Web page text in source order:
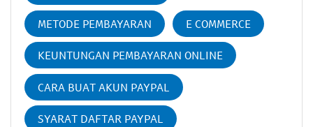
METODE PEMBAYARAN E COMMERCE
KEUNTUNGAN PEMBAYARAN ONLINE
CARA BUAT AKUN PAYPAL
SYARAT DAFTAR PAYPAL